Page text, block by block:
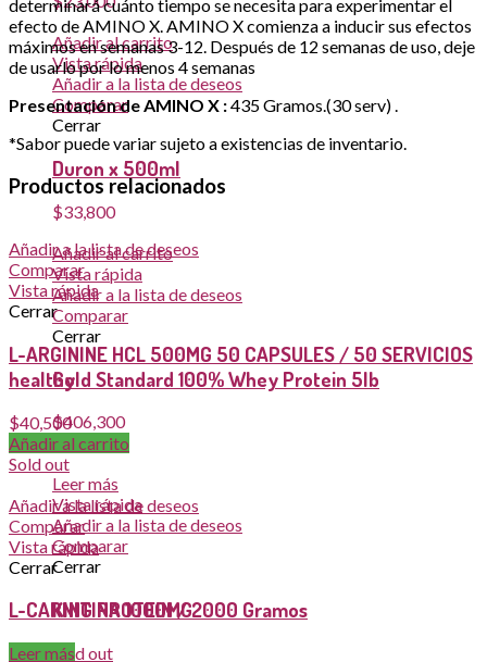
Añadir al carrito
Vista rápida
Añadir a la lista de deseos
Comparar
Cerrar
Duron x 500ml
$33,800
Añadir al carrito
Vista rápida
Añadir a la lista de deseos
Comparar
Cerrar
Gold Standard 100% Whey Protein 5lb
$406,300
Sold out
Leer más
Vista rápida
Añadir a la lista de deseos
Comparar
Cerrar
KING PROTEIN / 2000 Gramos
Sold out
determinará cuánto tiempo se necesita para experimentar el
efecto de AMINO X. AMINO X comienza a inducir sus efectos
máximos en semanas 3-12. Después de 12 semanas de uso, deje
de usarlo por lo menos 4 semanas
Presentación deAMINO X :435 Gramos.(30 serv) .
*Sabor puede variar sujeto a existencias de inventario.
Productos relacionados
Añadir a la lista de deseos
Comparar
Vista rápida
Cerrar
L-ARGININE HCL 500MG 50 CAPSULES / 50 SERVICIOS
healthy
$40,500
Añadir al carrito
Sold out
Añadir a la lista de deseos
Comparar
Vista rápida
Cerrar
L-CARNITINA 1000MG
Leer más